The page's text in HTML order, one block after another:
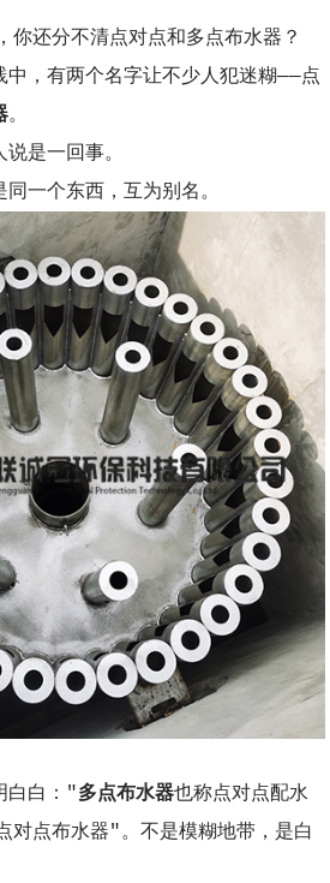
你还分不清点对点和多点布水器？
中，有两个名字让不少人犯迷糊——点
。
是一回事。
一个东西，互为别名。
白白："多点布水器也称点对点配水
对点布水器"。不是模糊地带，是白